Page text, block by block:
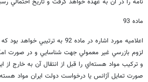
نامه را در آن به عهده خواهد گرفت و تاريخ احتمالي
ماده 93
اعلاميه مورد اشاره در ماده 92 به
لزوم بازرسي غير معمولي جهت شناسايي و در صورت
و تركيب مواد هسته‌اي را قبل از انتقال آن به خارج از
صورت تمايل آژانس يا درخواست دولت ايران مواد